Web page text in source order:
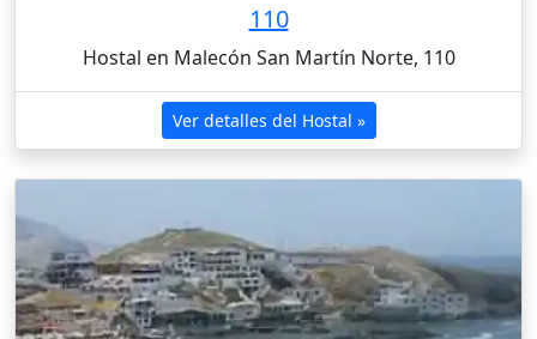
110
Hostal en Malecón San Martín Norte, 110
Ver detalles del Hostal »